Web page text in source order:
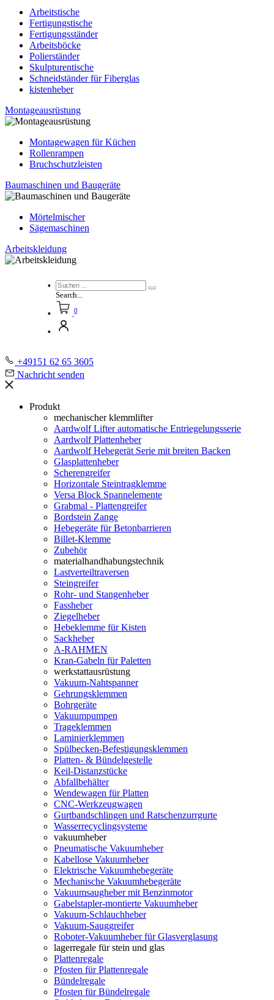
Arbeitstische
Fertigungstische
Fertigungsständer
Arbeitsböcke
Polierständer
Skulpturentische
Schneidständer für Fiberglas
kistenheber
Montageausrüstung
Montagewagen für Küchen
Rollenrampen
Bruchschutzleisten
Baumaschinen und Baugeräte
Mörtelmischer
Sägemaschinen
Arbeitskleidung
Search...
0
+49151 62 65 3605
Nachricht senden
Produkt
mechanischer klemmlifter
Aardwolf Lifter automatische Entriegelungsserie
Aardwolf Plattenheber
Aardwolf Hebegerät Serie mit breiten Backen
Glasplattenheber
Scherengreifer
Horizontale Steintragklemme
Versa Block Spannelemente
Grabmal - Plattengreifer
Bordstein Zange
Hebegeräte für Betonbarrieren
Billet-Klemme
Zubehör
materialhandhabungstechnik
Lastverteiltraversen
Steingreifer
Rohr- und Stangenheber
Fassheber
Ziegelheber
Hebeklemme für Kisten
Sackheber
A-RAHMEN
Kran-Gabeln für Paletten
werkstattausrüstung
Vakuum-Nahtspanner
Gehrungsklemmen
Bohrgeräte
Vakuumpumpen
Trageklemmen
Laminierklemmen
Spülbecken-Befestigungsklemmen
Platten- & Bündelgestelle
Keil-Distanzstücke
Abfallbehälter
Wendewagen für Platten
CNC-Werkzeugwagen
Gurtbandschlingen und Ratschenzurrgurte
Wasserrecyclingsysteme
vakuumheber
Pneumatische Vakuumheber
Kabellose Vakuumheber
Elektrische Vakuumhebegeräte
Mechanische Vakuumhebegeräte
Vakuumsaugheber mit Benzinmotor
Gabelstapler-montierte Vakuumheber
Vakuum-Schlauchheber
Vakuum-Sauggreifer
Roboter-Vakuumheber für Glasverglasung
lagerregale für stein und glas
Plattenregale
Pfosten für Plattenregale
Bündelregale
Pfosten für Bündelregale